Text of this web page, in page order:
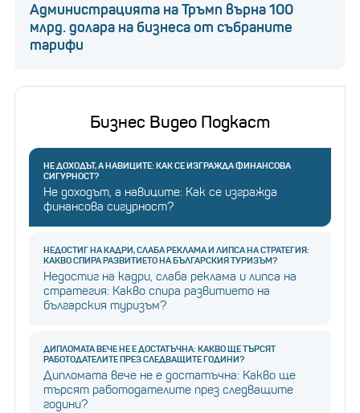
Администрацията на Тръмп върна 100
млрд. долара на бизнеса от събраните
тарифи
Бизнес Видео Подкаст
НЕ ДОХОДЪТ, А НАВИЦИТЕ: КАК СЕ ИЗГРАЖДА ФИНАНСОВА
СИГУРНОСТ?
Не доходът, а навиците: Как се изгражда
финансова сигурност?
НЕДОСТИГ НА КАДРИ, СЛАБА РЕКЛАМА И ЛИПСА НА СТРАТЕГИЯ:
КАКВО СПИРА РАЗВИТИЕТО НА БЪЛГАРСКИЯ ТУРИЗЪМ?
Недостиг на кадри, слаба реклама и липса на
стратегия: Какво спира развитието на
българския туризъм?
ДИПЛОМАТА ВЕЧЕ НЕ Е ДОСТАТЪЧНА: КАКВО ЩЕ ТЪРСЯТ
РАБОТОДАТЕЛИТЕ ПРЕЗ СЛЕДВАЩИТЕ ГОДИНИ?
Дипломата вече не е достатъчна: Какво ще
търсят работодателите през следващите
години?